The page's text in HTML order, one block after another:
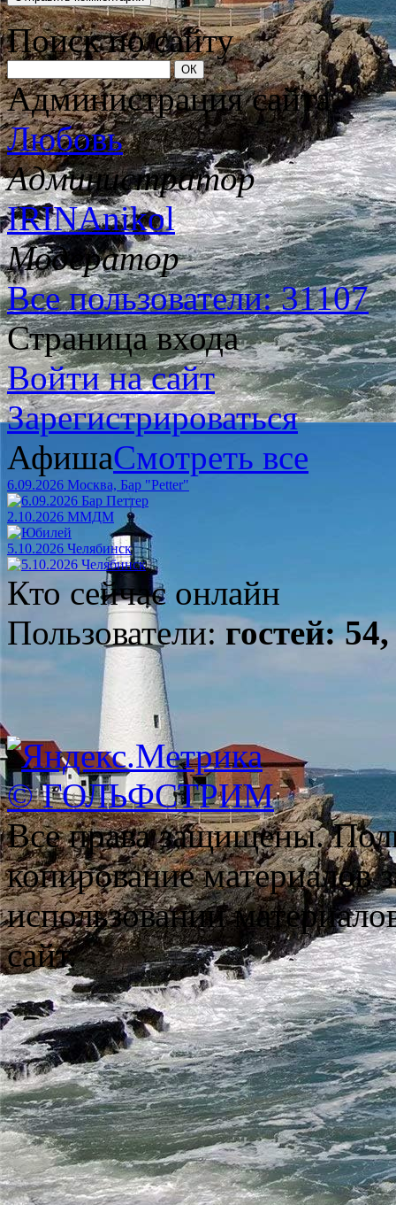
Поиск по сайту
Администрация сайта
Любовь
Администратор
IRINAnikol
Модератор
Все пользователи: 31107
Страница входа
Войти на сайт
Зарегистрироваться
АфишаСмотреть все
6.09.2026 Москва, Бар "Petter"
2.10.2026 ММДМ
5.10.2026 Челябинск
Кто сейчас онлайн
Пользователи: гостей:
© ГОЛЬФСТРИМ
Все права защищены.
копирование материалов
использовании
сайт.